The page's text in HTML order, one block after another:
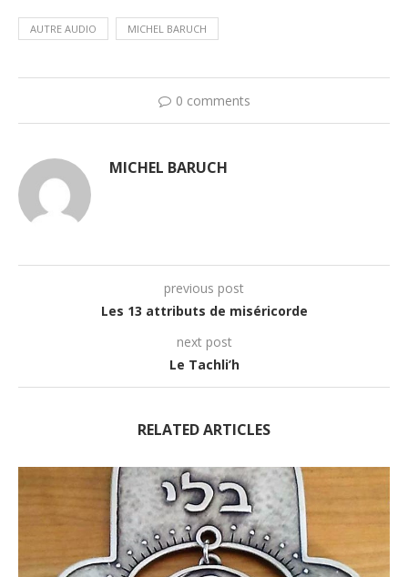
AUTRE AUDIO MICHEL BARUCH
0 comments
MICHEL BARUCH
previous post
Les 13 attributs de miséricorde
next post
Le Tachli’h
RELATED ARTICLES